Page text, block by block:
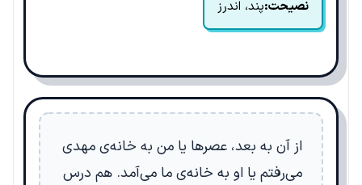
نصیحت:پند، اندرز
از آن به بعد، عصرها یا من به خانه‌ی مهدی
می‌رفتم یا او به خانه‌ی ما می‌آمد. هم درس